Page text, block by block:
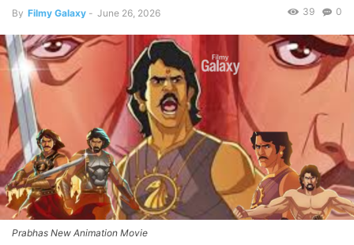
By Filmy Galaxy - June 26, 2026 0
39
Prabhas New Animation Movie